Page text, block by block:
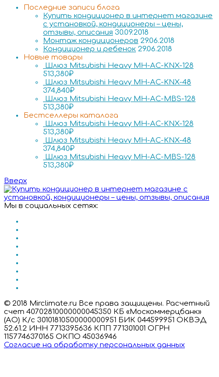
Последние записи блога
Купить кондиционер в интернет магазине
с установкой, кондиционеры – цены,
отзывы, описания 30.09.2018
Монтаж кондиционеров 29.06.2018
Кондиционер и ребенок 29.06.2018
Новые товары
Шлюз Mitsubishi Heavy MH-AC-KNX-128
513,380₽
Шлюз Mitsubishi Heavy MH-AC-KNX-48
374,840₽
Шлюз Mitsubishi Heavy MH-AC-MBS-128
513,380₽
Бестселлеры каталога
Шлюз Mitsubishi Heavy MH-AC-KNX-128
513,380₽
Шлюз Mitsubishi Heavy MH-AC-KNX-48
374,840₽
Шлюз Mitsubishi Heavy MH-AC-MBS-128
513,380₽
Вверх
Мы в социальных сетях:
© 2018 Mirclimate.ru Все права защищены. Расчетный
счет 40702810000000045350 КБ «Москоммерцбанк»
(АО) К/с 30101810500000000951 БИК 044599951 ОКВЭД
52.61.2 ИНН 7713395636 КПП 771301001 ОГРН
1157746370165 ОКПО 45036946
Согласие на обработку персональных данных